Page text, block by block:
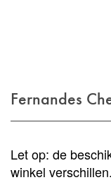
Fernandes
Let op: de
winkel